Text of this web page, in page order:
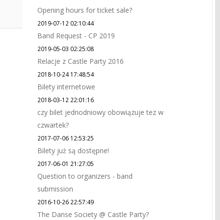
Opening hours for ticket sale?
2019-07-12 02:10:44
Band Request - CP 2019
2019-05-03 02:25:08
Relacje z Castle Party 2016
2018-10-24 17:48:54
Bilety internetowe
2018-03-12 22:01:16
czy bilet jednodniowy obowiązuje tez w
czwartek?
2017-07-06 12:53:25
Bilety już są dostępne!
2017-06-01 21:27:05
Question to organizers - band
submission
2016-10-26 22:57:49
The Danse Society @ Castle Party?